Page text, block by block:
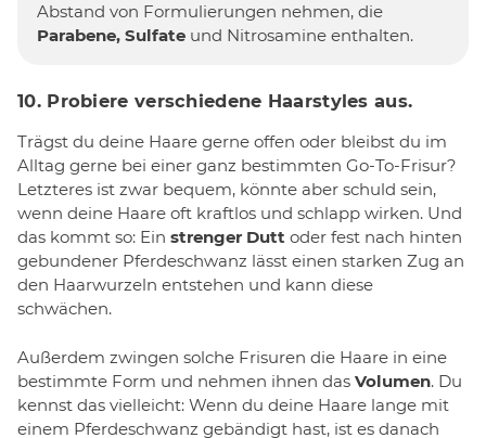
Abstand von Formulierungen nehmen, die
Parabene, Sulfate und Nitrosamine enthalten.
10. Probiere verschiedene Haarstyles aus.
Trägst du deine Haare gerne offen oder bleibst du im
Alltag gerne bei einer ganz bestimmten Go-To-Frisur?
Letzteres ist zwar bequem, könnte aber schuld sein,
wenn deine Haare oft kraftlos und schlapp wirken. Und
das kommt so: Ein strenger Dutt oder fest nach hinten
gebundener Pferdeschwanz lässt einen starken Zug an
den Haarwurzeln entstehen und kann diese
schwächen.
Außerdem zwingen solche Frisuren die Haare in eine
bestimmte Form und nehmen ihnen das Volumen. Du
kennst das vielleicht: Wenn du deine Haare lange mit
einem Pferdeschwanz gebändigt hast, ist es danach